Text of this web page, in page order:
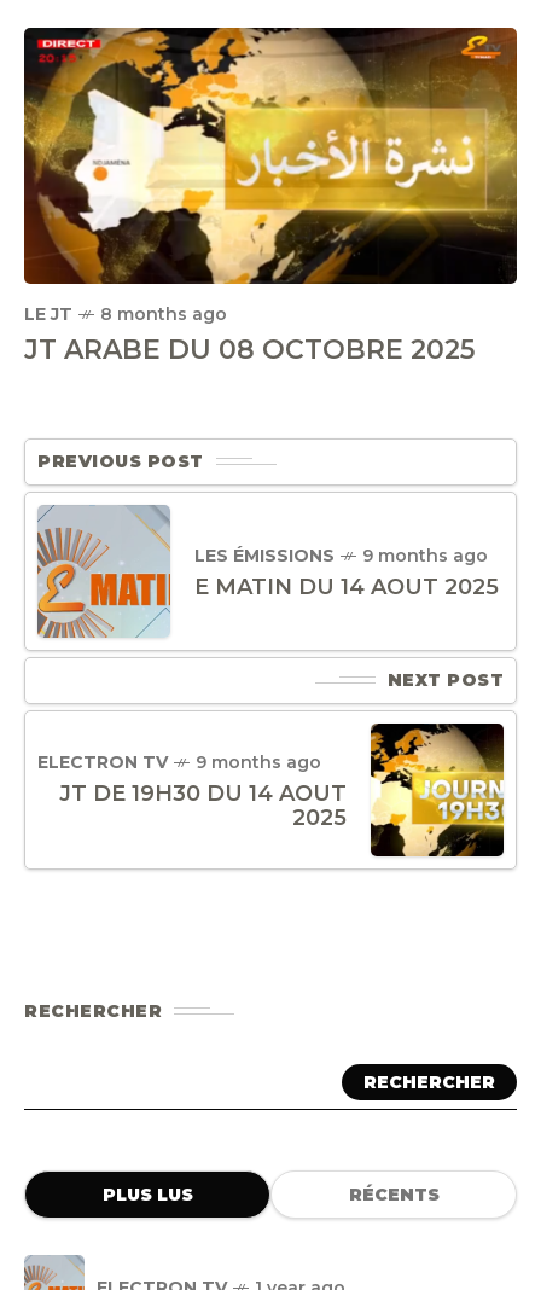
LE JT 8 months ago
JT ARABE DU 08 OCTOBRE 2025
PREVIOUS POST
LES ÉMISSIONS 9 months ago
E MATIN DU 14 AOUT 2025
NEXT POST
ELECTRON TV 9 months ago
JT DE 19H30 DU 14 AOUT
2025
RECHERCHER
RECHERCHER
PLUS LUS RÉCENTS